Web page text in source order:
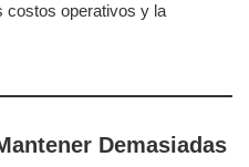
costos operativos y la
Demasiadas